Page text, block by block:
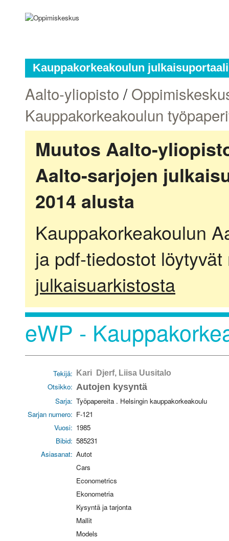
Kauppakorkeakoulun julkaisuportaali
Aalto-yliopisto /
Kauppakorkeakoulun
Muutos Aalto-
Aalto-sarjojen
2014 alusta
Kauppakorkeakoulun
ja pdf-tiedostot
julkaisuarkistosta
eWP -
Tekijä: Kari Djerf, Liisa Uusitalo
Otsikko: Autojen kysyntä
Sarja: Työpapereita . Helsingin kauppakorkeakoulu
Sarjan numero: F-121
Vuosi: 1985
Bibid: 585231
Asiasanat: Autot
Cars
Econometrics
Ekonometria
Kysyntä ja tarjonta
Mallit
Models